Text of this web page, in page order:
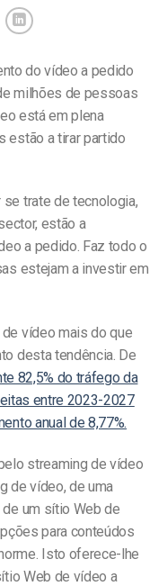
do vídeo a pedido
milhões de pessoas
está em plena
estão a tirar partido
trate de tecnologia,
estão a
a pedido. Faz todo o
estejam a investir em
vídeo mais do que
desta tendência. De
82,5% do tráfego da
entre 2023-2027
anual de 8,77%.
streaming de vídeo
de vídeo, de uma
um sítio Web de
para conteúdos
Isto oferece-lhe
Web de vídeo a